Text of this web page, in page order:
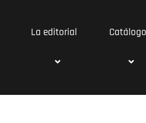
La editorial Catálogo